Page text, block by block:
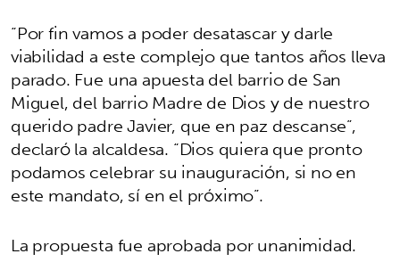
“Por fin vamos a poder desatascar y darle
viabilidad a este complejo que tantos años lleva
parado. Fue una apuesta del barrio de San
Miguel, del barrio Madre de Dios y de nuestro
querido padre Javier, que en paz descanse”,
declaró la alcaldesa. “Dios quiera que pronto
podamos celebrar su inauguración, si no en
este mandato, sí en el próximo”.
La propuesta fue aprobada por unanimidad.